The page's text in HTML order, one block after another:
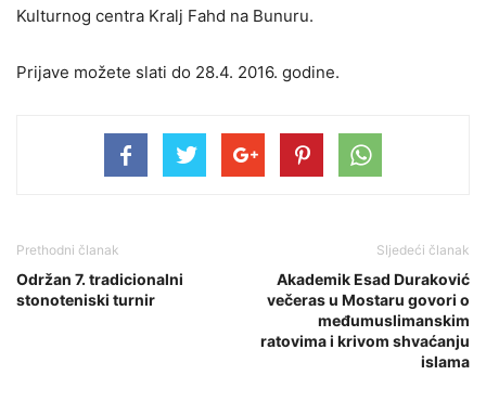
Kulturnog centra Kralj Fahd na Bunuru.
Prijave možete slati do 28.4. 2016. godine.
Prethodni članak
Održan 7. tradicionalni
stonoteniski turnir
Sljedeći članak
Akademik Esad Duraković
večeras u Mostaru govori o
međumuslimanskim
ratovima i krivom shvaćanju
islama